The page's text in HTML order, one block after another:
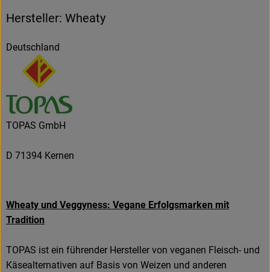
Hersteller: Wheaty
Deutschland
TOPAS GmbH
D 71394 Kernen
Wheaty und Veggyness: Vegane Erfolgsmarken mit
Tradition
TOPAS ist ein führender Hersteller von veganen Fleisch- und
Käsealternativen auf Basis von Weizen und anderen